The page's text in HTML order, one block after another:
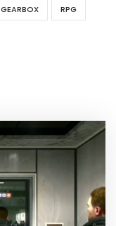
GEARBOX RPG